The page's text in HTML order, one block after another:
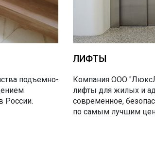
подъемно-
России.
ЛИФТЫ
Компания ООО
лифты для жилых и
современное,
по самым лучшим